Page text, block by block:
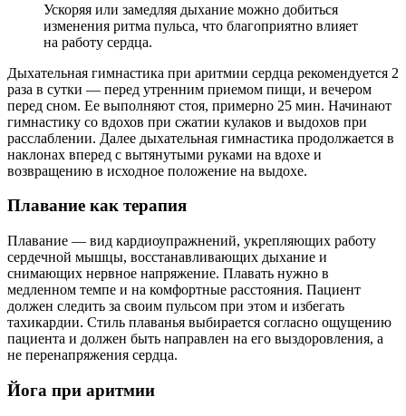
Ускоряя или замедляя дыхание можно добиться
изменения ритма пульса, что благоприятно влияет
на работу сердца.
Дыхательная гимнастика при аритмии сердца рекомендуется 2
раза в сутки — перед утренним приемом пищи, и вечером
перед сном. Ее выполняют стоя, примерно 25 мин. Начинают
гимнастику со вдохов при сжатии кулаков и выдохов при
расслаблении. Далее дыхательная гимнастика продолжается в
наклонах вперед с вытянутыми руками на вдохе и
возвращению в исходное положение на выдохе.
Плавание как терапия
Плавание — вид кардиоупражнений, укрепляющих работу
сердечной мышцы, восстанавливающих дыхание и
снимающих нервное напряжение. Плавать нужно в
медленном темпе и на комфортные расстояния. Пациент
должен следить за своим пульсом при этом и избегать
тахикардии. Стиль плаванья выбирается согласно ощущению
пациента и должен быть направлен на его выздоровления, а
не перенапряжения сердца.
Йога при аритмии